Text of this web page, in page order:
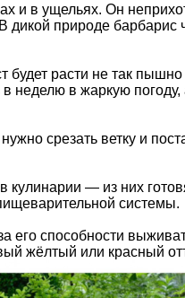
и в ущельях. Он
природе барбарис
расти не так
неделю в жаркую
срезать ветку и
кулинарии — из них
системы.
его способности
жёлтый или красный